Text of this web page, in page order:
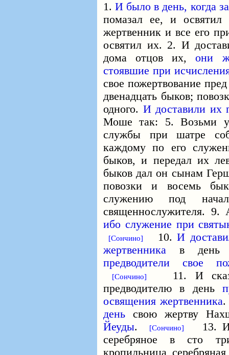
1.И было в день, когда
помазал ее, и
жертвенник и все его
освятил их. 2. И
дома отцов их,они
стоявшие при
свое пожертвование
двенадцать быков;
одного. И доставили их
Моше так: 5. Возьми
службы при шатре
каждому по его
быков, и передал их
быков дал он сынам
повозки и восемь
служению под
священнослужителя.
ибо служение при
[Сончино] 10.И
жертвенника
в день
предводители свое
[Сончино]
11. И
предводителю в день
освящения жертвенника.
день
свою жертву
Йеуды. [Сончино]
13. И
серебряное в сто
кропильница